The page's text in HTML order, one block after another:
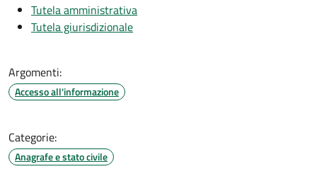
Tutela amministrativa
Tutela giurisdizionale
Argomenti:
Accesso all'informazione
Categorie:
Anagrafe e stato civile